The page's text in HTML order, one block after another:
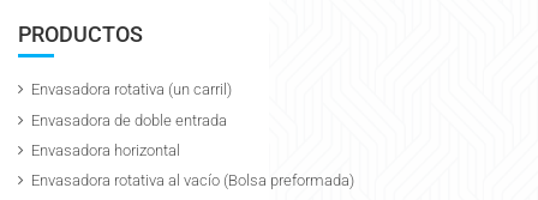
PRODUCTOS
Envasadora rotativa (un carril)
Envasadora de doble entrada
Envasadora horizontal
Envasadora rotativa al vacío (Bolsa preformada)